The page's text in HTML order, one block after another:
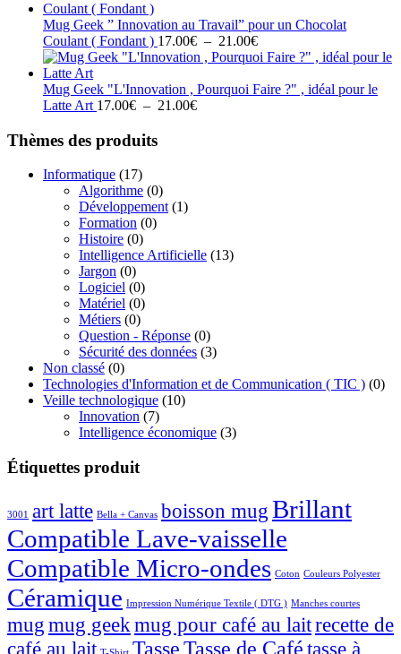
17.00€
à
21.00€
Mug Geek ” Innovation au Travail” pour un Chocolat
Coulant ( Fondant ) 17.00€ – 21.00€Plage
de
17.00€
Mug Geek "L'Innovation , Pourquoi Faire ?" , idéal pour le
Latte Art 17.00€ – 21.00€Plage
Thèmes des produits
Informatique (17)
Algorithme (0)
Développement (1)
Formation (0)
Histoire (0)
Intelligence Artificielle (13)
Jargon (0)
Logiciel (0)
Matériel (0)
Métiers (0)
Question - Réponse (0)
Sécurité des données (3)
Non classé (0)
Technologies d'Information et de Communication ( TIC ) (0)
Veille technologique (10)
Innovation (7)
Intelligence économique (3)
Étiquettes produit
3001 art latte Bella + Canvas boisson mugBrillant
Compatible Lave-vaisselle
Compatible Micro-ondes Coton Couleurs Polyester
Céramique Impression Numérique Textile ( DTG ) Manches courtes
mugmug geekmug pour café au laitrecette de
café au lait
TasseTasse de Cafétasse à